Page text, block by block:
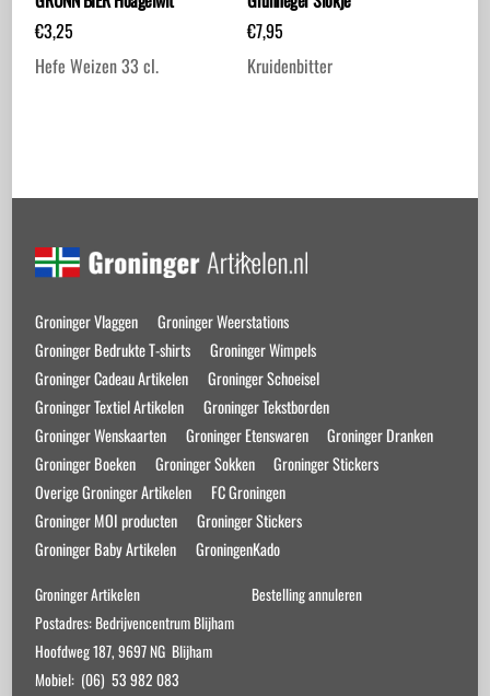
€3,25
Hefe Weizen 33 cl.
€7,95
Kruidenbitter
Back
Top
Groninger Vlaggen
Groninger Weerstations
Groninger Bedrukte T-shirts
Groninger Wimpels
Groninger Cadeau Artikelen
Groninger Schoeisel
Groninger Textiel Artikelen
Groninger Tekstborden
Groninger Wenskaarten
Groninger Etenswaren
Groninger Dranken
Groninger Boeken
Groninger Sokken
Groninger Stickers
Overige Groninger Artikelen
FC Groningen
Groninger MOI producten
Groninger Stickers
Groninger Baby Artikelen
GroningenKado
Groninger Artikelen
Postadres: Bedrijvencentrum Blijham
Hoofdweg 187, 9697 NG Blijham
Mobiel: (06) 53 982 083
Bestelling annuleren